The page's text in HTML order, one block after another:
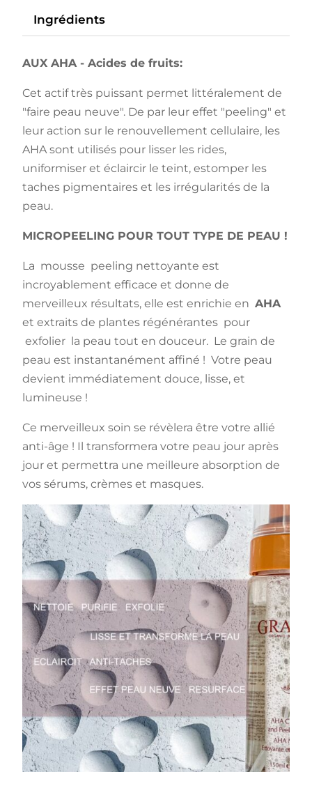
Ingrédients
AUX AHA - Acides de fruits:
Cet actif très puissant permet littéralement de
"faire peau neuve". De par leur effet "peeling" et
leur action sur le renouvellement cellulaire, les
AHA sont utilisés pour lisser les rides,
uniformiser et éclaircir le teint, estomper les
taches pigmentaires et les irrégularités de la
peau.
MICROPEELING POUR TOUT TYPE DE PEAU !
La mousse peeling nettoyante est
incroyablement efficace et donne de
merveilleux résultats, elle est enrichie en AHA
et extraits de plantes régénérantes pour
exfolier la peau tout en douceur. Le grain de
peau est instantanément affiné ! Votre peau
devient immédiatement douce, lisse, et
lumineuse !
Ce merveilleux soin se révèlera être votre allié
anti-âge ! Il transformera votre peau jour après
jour et permettra une meilleure absorption de
vos sérums, crèmes et masques.